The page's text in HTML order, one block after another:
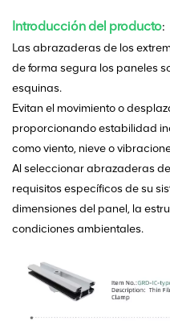
Introducción del producto:
Las abrazaderas de los
de forma segura los paneles
esquinas.
Evitan el movimiento o
proporcionando estabilidad
como viento, nieve o
Al seleccionar abrazaderas
requisitos específicos de su
dimensiones del panel, la
condiciones ambientales.